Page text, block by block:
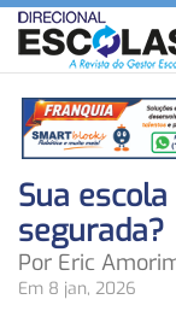
Sua
segurada?
Por Eric
Em 8 jan, 2026